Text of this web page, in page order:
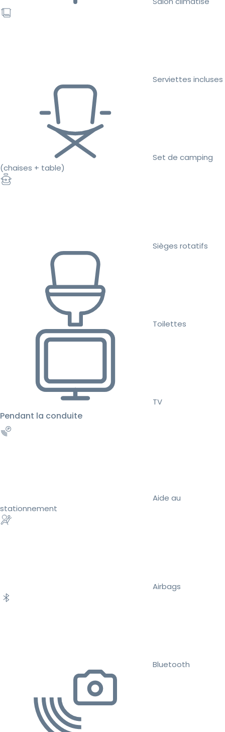
Serviettes incluses
Set de camping
(chaises + table)
Sièges rotatifs
Toilettes
TV
Pendant la conduite
Aide au
stationnement
Airbags
Bluetooth